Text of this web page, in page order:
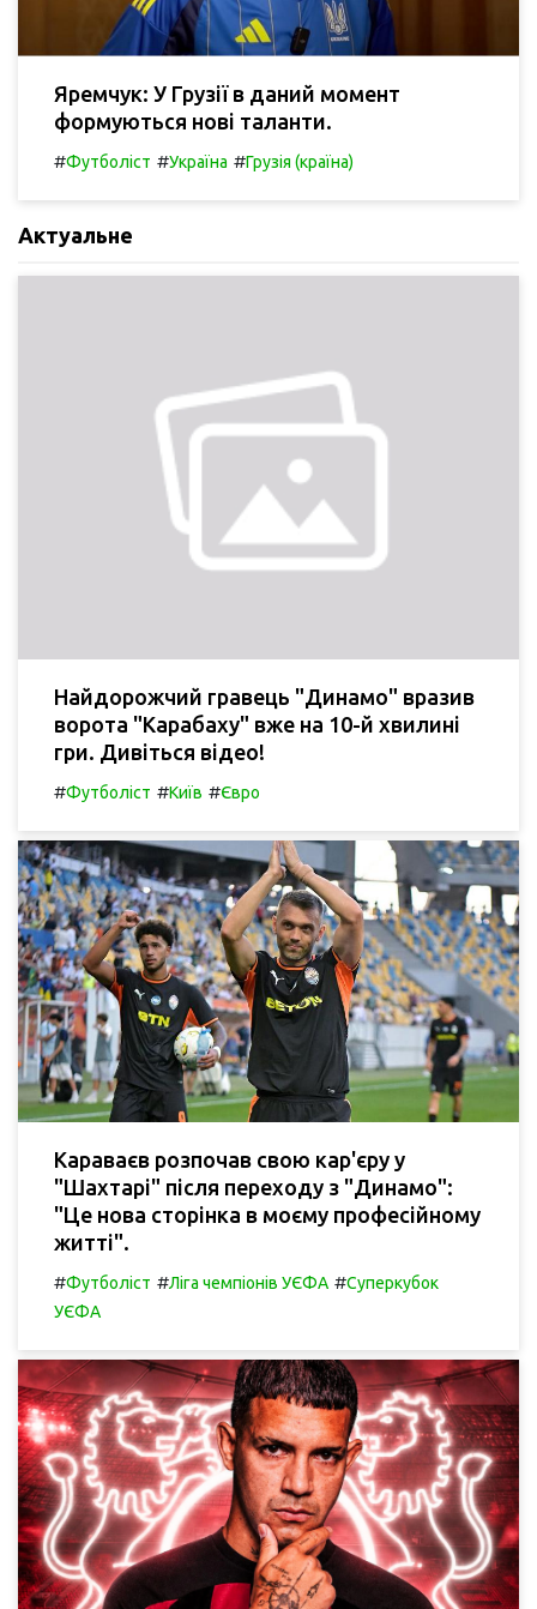
Яремчук: У Грузії в даний момент
формуються нові таланти.
#Футболіст #Україна #Грузія (країна)
Актуальне
Найдорожчий гравець "Динамо" вразив
ворота "Карабаху" вже на 10-й хвилині
гри. Дивіться відео!
#Футболіст #Київ #Євро
Караваєв розпочав свою кар'єру у
"Шахтарі" після переходу з "Динамо":
"Це нова сторінка в моєму професійному
житті".
#Футболіст #Ліга чемпіонів УЄФА #Суперкубок
УЄФА